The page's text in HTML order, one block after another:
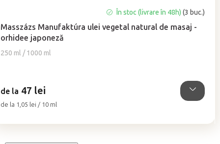
Masszázs Manufaktúra ulei vegetal natural de masaj -
orhidee japoneză
250 ml / 1000 ml
a
produsului
este
stele.
În stoc (livrare în 48h)(3 buc.)
de la 47 lei
Evaluare
de la 1,05 lei / 10 ml